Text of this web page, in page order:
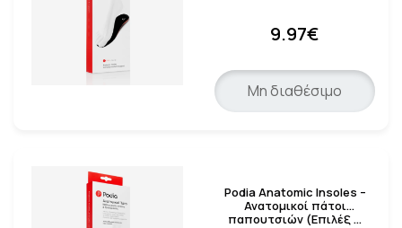
9.97€
Μη διαθέσιμο
Podia Anatomic Insoles –
Ανατομικοί πάτοι
παπουτσιών (Επιλέξ …